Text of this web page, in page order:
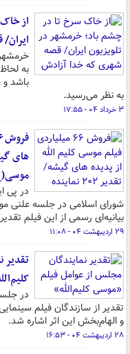
از
به
باشد و
به نظر می‌رسید.
۳ خرداد ۰۴ - ۱۷:۵۵
در پی
بیانیه‌ای رسمی از این فیلم
۲۹ اردیبهشت ۰۴ - ۱۱:۰۸
تقدیر
در
تقدیر از سازندگان فیلم
و الهام‌بخش این اثر اشاره شد.
۲۸ اردیبهشت ۰۴ - ۱۶:۵۳